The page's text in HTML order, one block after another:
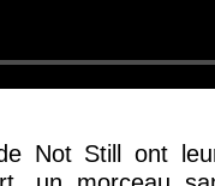
Not Still ont